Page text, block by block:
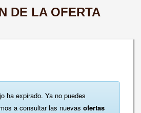
DE LA OFERTA
ha expirado. Ya no puedes
a consultar las nuevas ofertas